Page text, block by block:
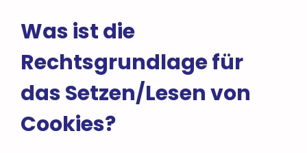
Was ist die
Rechtsgrundlage für
das Setzen/Lesen von
Cookies?